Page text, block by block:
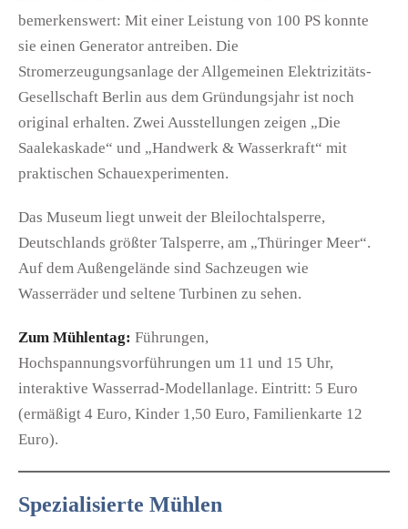
bemerkenswert: Mit einer Leistung von 100 PS konnte
sie einen Generator antreiben. Die
Stromerzeugungsanlage der Allgemeinen Elektrizitäts-
Gesellschaft Berlin aus dem Gründungsjahr ist noch
original erhalten. Zwei Ausstellungen zeigen „Die
Saalekaskade“ und „Handwerk & Wasserkraft“ mit
praktischen Schauexperimenten.
Das Museum liegt unweit der Bleilochtalsperre,
Deutschlands größter Talsperre, am „Thüringer Meer“.
Auf dem Außengelände sind Sachzeugen wie
Wasserräder und seltene Turbinen zu sehen.
Zum Mühlentag: Führungen,
Hochspannungsvorführungen um 11 und 15 Uhr,
interaktive Wasserrad-Modellanlage. Eintritt: 5 Euro
(ermäßigt 4 Euro, Kinder 1,50 Euro, Familienkarte 12
Euro).
Spezialisierte Mühlen